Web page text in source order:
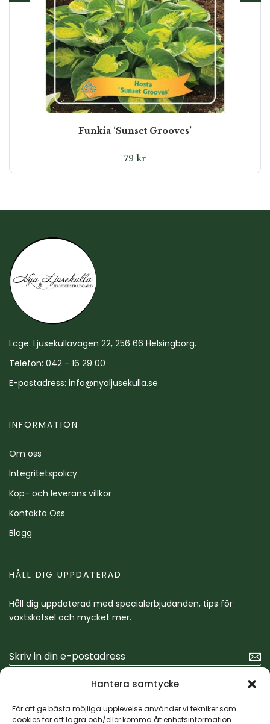
Hantera samtycke
För att ge bästa möjliga upplevelse använder vi tekniker som
cookies för att lagra och/eller komma åt enhetsinformation.
Funkia ‘Sunset Grooves’
79 kr
Läge: Ljusekullavägen 22, 256 66 Helsingborg.
Telefon: 042 - 16 29 00
E-postadress: info@nyaljusekulla.se
INFORMATION
Om oss
Integritetspolicy
Köp- och leverans villkor
Kontakta Oss
Blogg
HÅLL DIG UPPDATERAD
Håll dig uppdaterad med specialerbjudanden, tips för
växtskötsel och mycket mer.